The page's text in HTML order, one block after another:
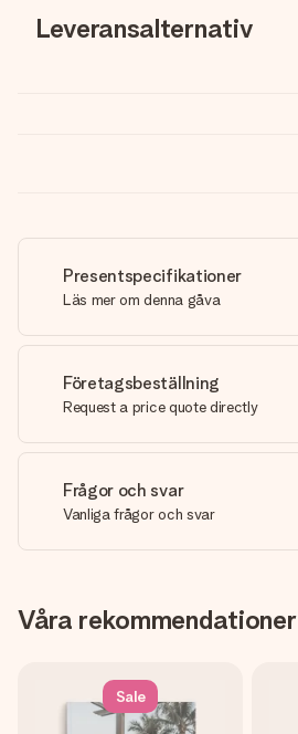
Leveransalternativ
Presentspecifikationer
Läs mer om denna gåva
Företagsbeställning
Request a price quote directly
Frågor och svar
Vanliga frågor och svar
Våra rekommendationer
Sale